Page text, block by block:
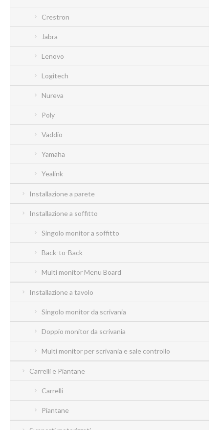
Crestron
Jabra
Lenovo
Logitech
Nureva
Poly
Vaddio
Yamaha
Yealink
Installazione a parete
Installazione a soffitto
Singolo monitor a soffitto
Back-to-Back
Multi monitor Menu Board
Installazione a tavolo
Singolo monitor da scrivania
Doppio monitor da scrivania
Multi monitor per scrivania e sale controllo
Carrelli e Piantane
Carrelli
Piantane